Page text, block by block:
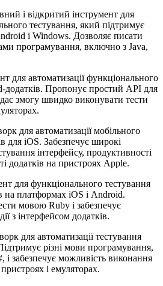
і відкритий інструмент для
тестування, який підтримує
і Windows. Дозволяє писати
програмування, включно з Java,
для автоматизації функціонального
додатків. Пропонує простий API для
дає змогу швидко виконувати тести
для автоматизації мобільного
для iOS. Забезпечує широкі
інтерфейсу, продуктивності
додатків на пристроях Apple.
для функціонального тестування
на платформах iOS і Android.
мовою Ruby і забезпечує
з інтерфейсом додатків.
для автоматизації тестування
різні мови програмування,
і забезпечує можливість виконання
і емуляторах.